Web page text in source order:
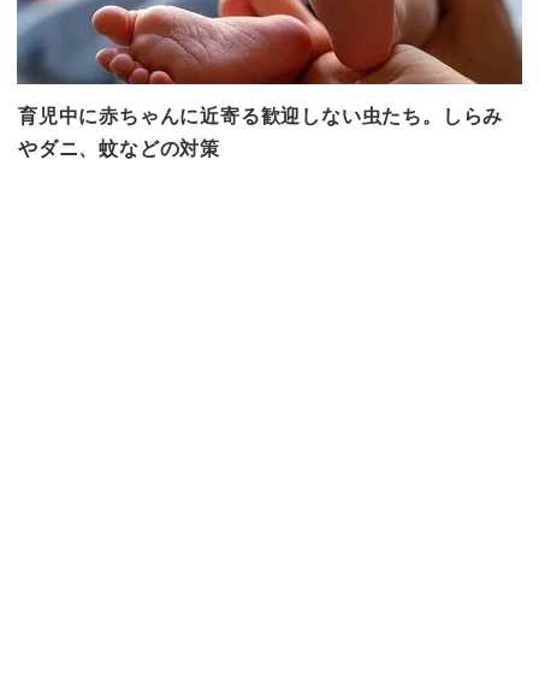
育児中に赤ちゃんに近寄る歓迎しない虫たち。しらみ
やダニ、蚊などの対策